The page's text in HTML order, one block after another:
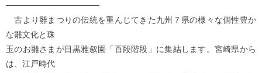
────────────────
古より雛まつりの伝統を重んじてきた九州７県の様々な個性豊か
な雛文化と珠
玉のお雛さまが目黒雅叙園「百段階段」に集結します。宮崎県から
は、江戸時代